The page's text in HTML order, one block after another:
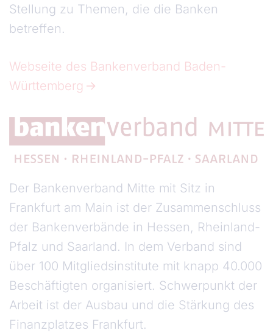
Stellung zu Themen, die die Banken
betreffen.
Webseite des Bankenverband Baden-
Württemberg
Der Bankenverband Mitte mit Sitz in
Frankfurt am Main ist der Zusammenschluss
der Bankenverbände in Hessen, Rheinland-
Pfalz und Saarland. In dem Verband sind
über 100 Mitgliedsinstitute mit knapp 40.000
Beschäftigten organisiert. Schwerpunkt der
Arbeit ist der Ausbau und die Stärkung des
Finanzplatzes Frankfurt.